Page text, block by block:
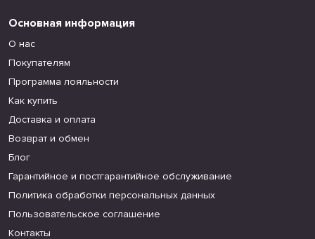
Основная информация
О нас
Покупателям
Программа лояльности
Как купить
Доставка и оплата
Возврат и обмен
Блог
Гарантийное и постгарантийное обслуживание
Политика обработки персональных данных
Пользовательское соглашение
Контакты